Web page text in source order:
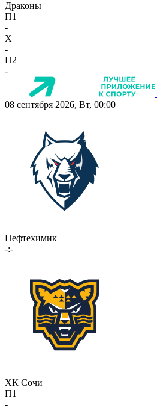
Драконы
П1
-
X
-
П2
-
08 сентября 2026, Вт, 00:00
Нефтехимик
-:-
ХК Сочи
П1
-